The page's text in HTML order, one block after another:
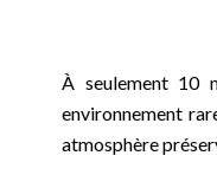
À seulement 10
environnement
atmosphère